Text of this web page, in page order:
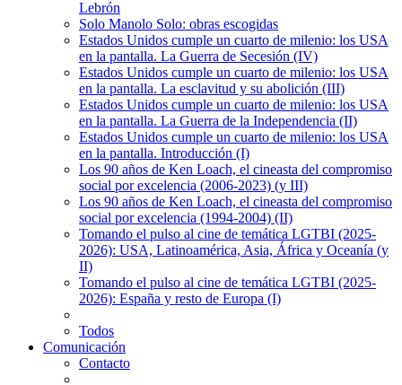
Lebrón
Solo Manolo Solo: obras escogidas
Estados Unidos cumple un cuarto de milenio: los USA
en la pantalla. La Guerra de Secesión (IV)
Estados Unidos cumple un cuarto de milenio: los USA
en la pantalla. La esclavitud y su abolición (III)
Estados Unidos cumple un cuarto de milenio: los USA
en la pantalla. La Guerra de la Independencia (II)
Estados Unidos cumple un cuarto de milenio: los USA
en la pantalla. Introducción (I)
Los 90 años de Ken Loach, el cineasta del compromiso
social por excelencia (2006-2023) (y III)
Los 90 años de Ken Loach, el cineasta del compromiso
social por excelencia (1994-2004) (II)
Tomando el pulso al cine de temática LGTBI (2025-
2026): USA, Latinoamérica, Asia, África y Oceanía (y
II)
Tomando el pulso al cine de temática LGTBI (2025-
2026): España y resto de Europa (I)
Todos
Comunicación
Contacto